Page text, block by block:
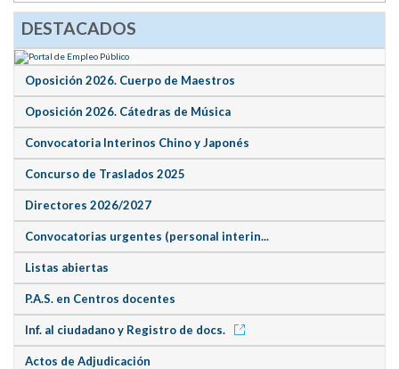
DESTACADOS
Oposición 2026. Cuerpo de Maestros
Oposición 2026. Cátedras de Música
Convocatoria Interinos Chino y Japonés
Concurso de Traslados 2025
Directores 2026/2027
Convocatorias urgentes (personal interin...
Listas abiertas
P.A.S. en Centros docentes
Inf. al ciudadano y Registro de docs.
Actos de Adjudicación